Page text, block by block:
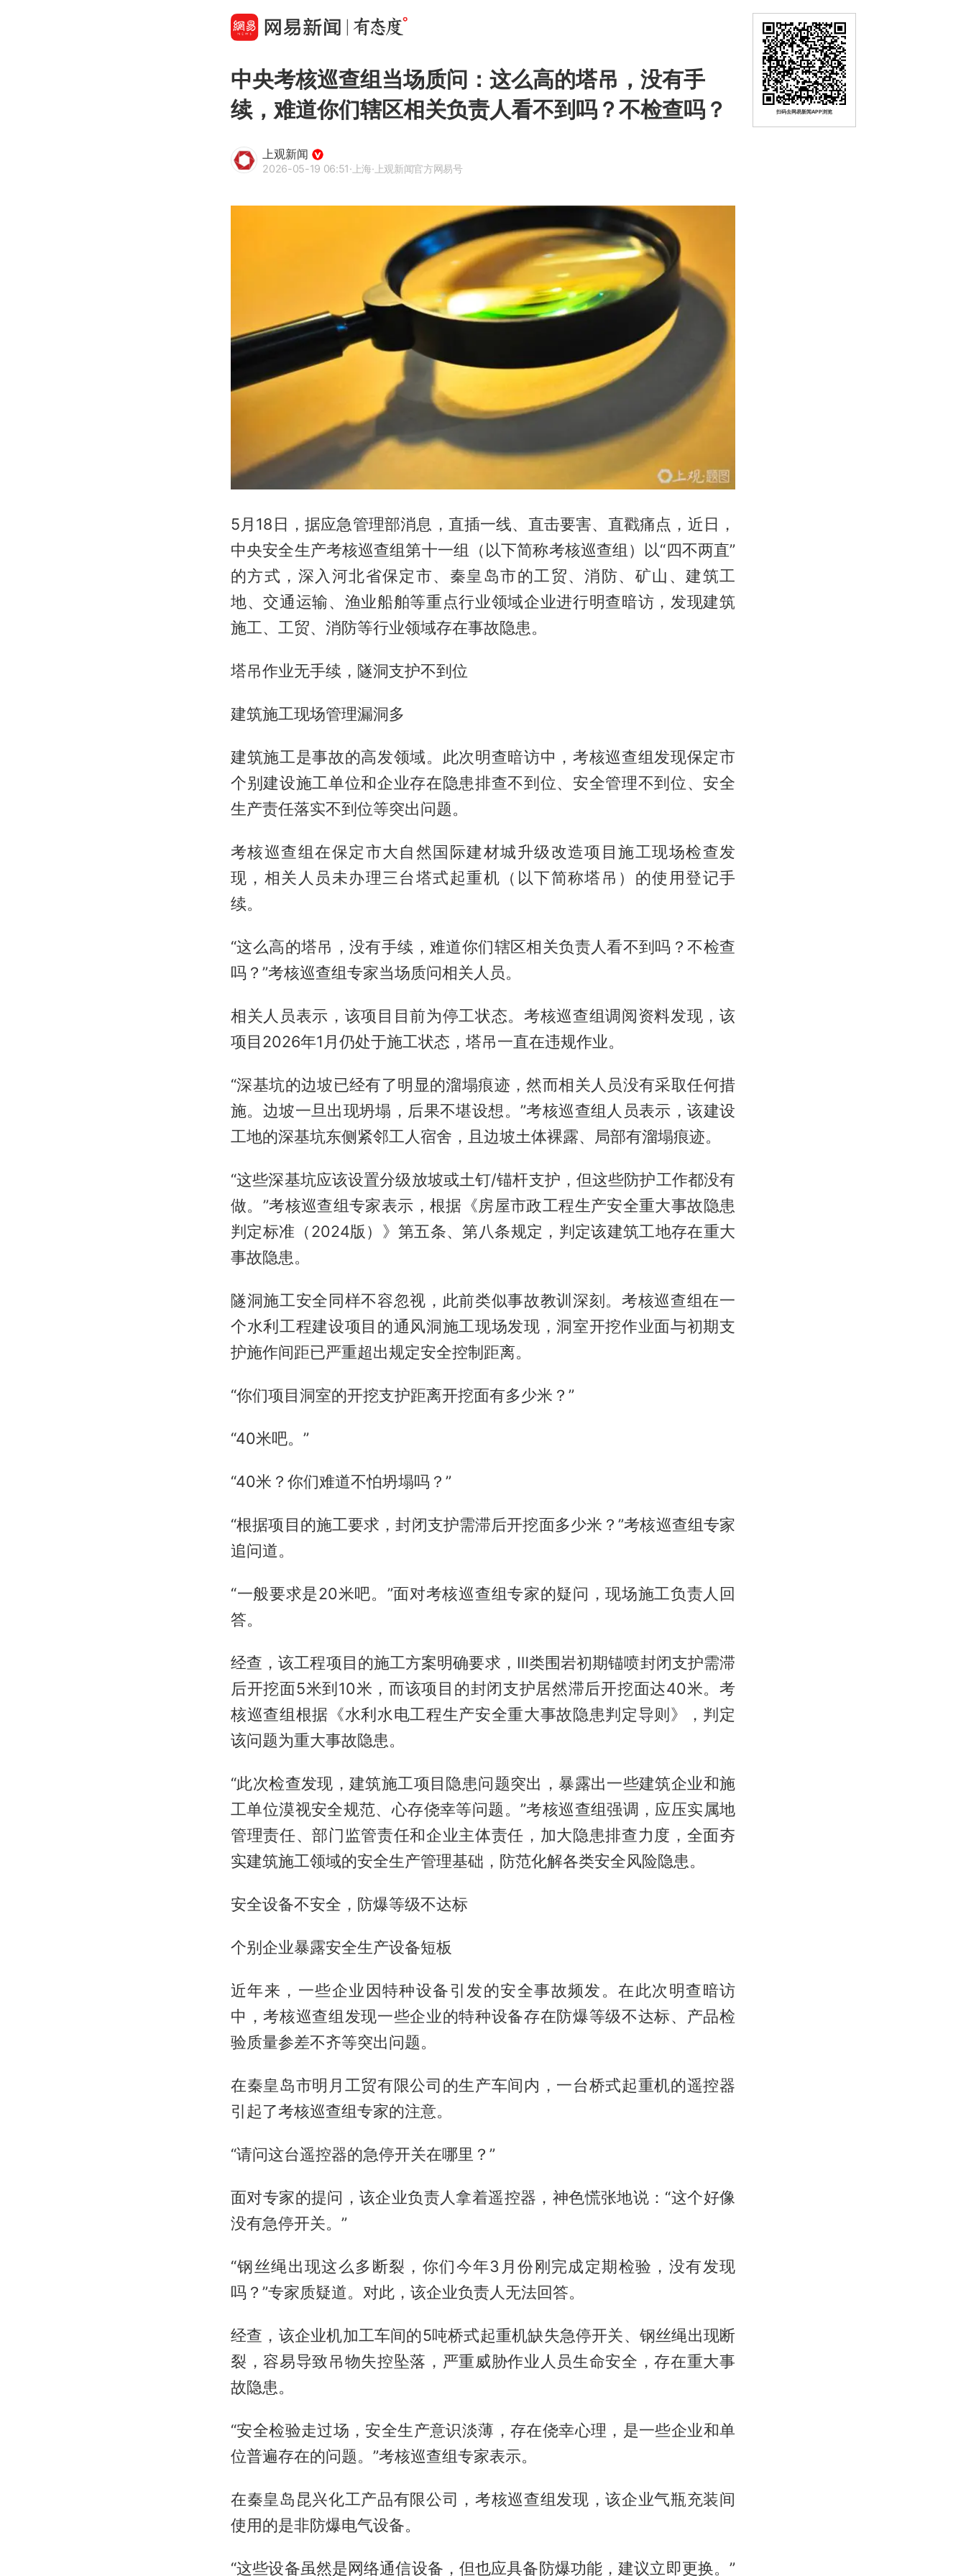
中央考核巡查组当场质问：这么高的塔吊，没有手
续，难道你们辖区相关负责人看不到吗？不检查吗？
上观新闻
2026-05-19 06:51·上海·上观新闻官方网易号
5月18日，据应急管理部消息，直插一线、直击要害、直戳痛点，近日，
中央安全生产考核巡查组第十一组（以下简称考核巡查组）以“四不两直”
的方式，深入河北省保定市、秦皇岛市的工贸、消防、矿山、建筑工
地、交通运输、渔业船舶等重点行业领域企业进行明查暗访，发现建筑
施工、工贸、消防等行业领域存在事故隐患。
塔吊作业无手续，隧洞支护不到位
建筑施工现场管理漏洞多
建筑施工是事故的高发领域。此次明查暗访中，考核巡查组发现保定市
个别建设施工单位和企业存在隐患排查不到位、安全管理不到位、安全
生产责任落实不到位等突出问题。
考核巡查组在保定市大自然国际建材城升级改造项目施工现场检查发
现，相关人员未办理三台塔式起重机（以下简称塔吊）的使用登记手
续。
“这么高的塔吊，没有手续，难道你们辖区相关负责人看不到吗？不检查
吗？”考核巡查组专家当场质问相关人员。
相关人员表示，该项目目前为停工状态。考核巡查组调阅资料发现，该
项目2026年1月仍处于施工状态，塔吊一直在违规作业。
“深基坑的边坡已经有了明显的溜塌痕迹，然而相关人员没有采取任何措
施。边坡一旦出现坍塌，后果不堪设想。”考核巡查组人员表示，该建设
工地的深基坑东侧紧邻工人宿舍，且边坡土体裸露、局部有溜塌痕迹。
“这些深基坑应该设置分级放坡或土钉/锚杆支护，但这些防护工作都没有
做。”考核巡查组专家表示，根据《房屋市政工程生产安全重大事故隐患
判定标准（2024版）》第五条、第八条规定，判定该建筑工地存在重大
事故隐患。
隧洞施工安全同样不容忽视，此前类似事故教训深刻。考核巡查组在一
个水利工程建设项目的通风洞施工现场发现，洞室开挖作业面与初期支
护施作间距已严重超出规定安全控制距离。
“你们项目洞室的开挖支护距离开挖面有多少米？”
“40米吧。”
“40米？你们难道不怕坍塌吗？”
“根据项目的施工要求，封闭支护需滞后开挖面多少米？”考核巡查组专家
追问道。
“一般要求是20米吧。”面对考核巡查组专家的疑问，现场施工负责人回
答。
经查，该工程项目的施工方案明确要求，Ⅲ类围岩初期锚喷封闭支护需滞
后开挖面5米到10米，而该项目的封闭支护居然滞后开挖面达40米。考
核巡查组根据《水利水电工程生产安全重大事故隐患判定导则》，判定
该问题为重大事故隐患。
“此次检查发现，建筑施工项目隐患问题突出，暴露出一些建筑企业和施
工单位漠视安全规范、心存侥幸等问题。”考核巡查组强调，应压实属地
管理责任、部门监管责任和企业主体责任，加大隐患排查力度，全面夯
实建筑施工领域的安全生产管理基础，防范化解各类安全风险隐患。
安全设备不安全，防爆等级不达标
个别企业暴露安全生产设备短板
近年来，一些企业因特种设备引发的安全事故频发。在此次明查暗访
中，考核巡查组发现一些企业的特种设备存在防爆等级不达标、产品检
验质量参差不齐等突出问题。
在秦皇岛市明月工贸有限公司的生产车间内，一台桥式起重机的遥控器
引起了考核巡查组专家的注意。
“请问这台遥控器的急停开关在哪里？”
面对专家的提问，该企业负责人拿着遥控器，神色慌张地说：“这个好像
没有急停开关。”
“钢丝绳出现这么多断裂，你们今年3月份刚完成定期检验，没有发现
吗？”专家质疑道。对此，该企业负责人无法回答。
经查，该企业机加工车间的5吨桥式起重机缺失急停开关、钢丝绳出现断
裂，容易导致吊物失控坠落，严重威胁作业人员生命安全，存在重大事
故隐患。
“安全检验走过场，安全生产意识淡薄，存在侥幸心理，是一些企业和单
位普遍存在的问题。”考核巡查组专家表示。
在秦皇岛昆兴化工产品有限公司，考核巡查组发现，该企业气瓶充装间
使用的是非防爆电气设备。
“这些设备虽然是网络通信设备，但也应具备防爆功能，建议立即更换。”
扫码去网易新闻APP浏览